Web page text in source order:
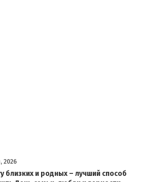
2026
близких и родных – лучший способ